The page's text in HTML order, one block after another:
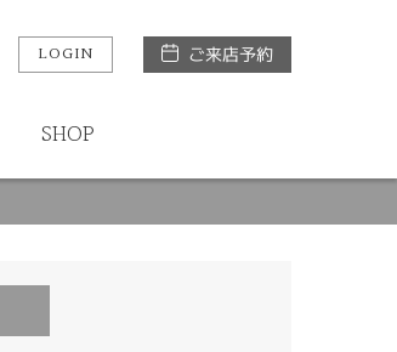
LOGIN ご来店予約
SHOP